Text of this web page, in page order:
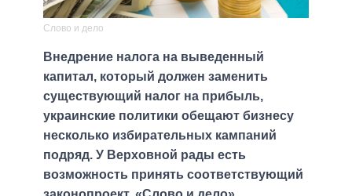
Слово и дело
Внедрение налога на выведенный
капитал, который должен заменить
существующий налог на прибыль,
украинские политики обещают бизнесу
несколько избирательных кампаний
подряд. У Верховной рады есть
возможность принять соответствующий